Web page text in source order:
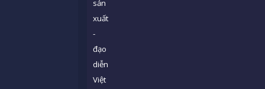
sản
xuất
-
đạo
diễn
Việt